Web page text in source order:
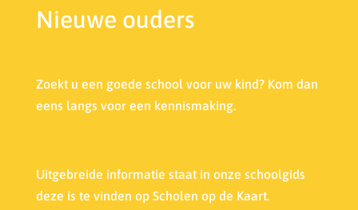
Nieuwe ouders
Zoekt u een goede school voor uw kind? Kom dan
eens langs voor een kennismaking.
Uitgebreide informatie staat in onze schoolgids
deze is te vinden op Scholen op de Kaart.